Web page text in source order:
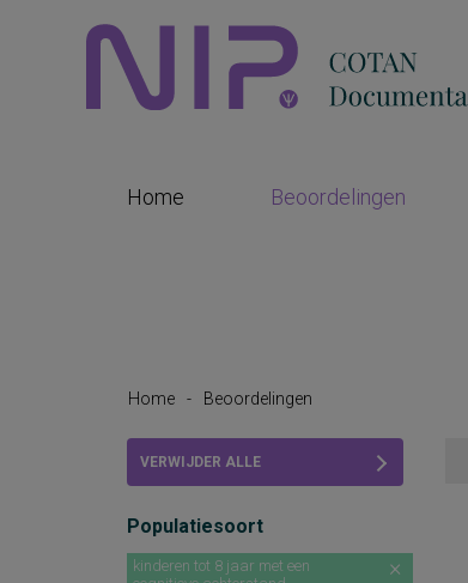
Home Beoordelingen
Home - Beoordelingen
VERWIJDER ALLE
Populatiesoort
kinderen tot 8 jaar met een